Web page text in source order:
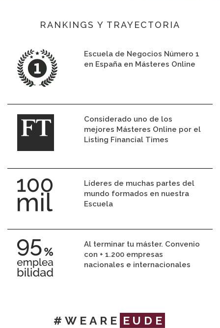
RANKINGS Y TRAYECTORIA
Escuela de Negocios Número 1
en España en Másteres Online
Considerado uno de los
mejores Másteres Online por el
Listing Financial Times
Líderes de muchas partes del
mundo formados en nuestra
Escuela
Al terminar tu máster. Convenio
con + 1.200 empresas
nacionales e internacionales
#WEARE EUDE